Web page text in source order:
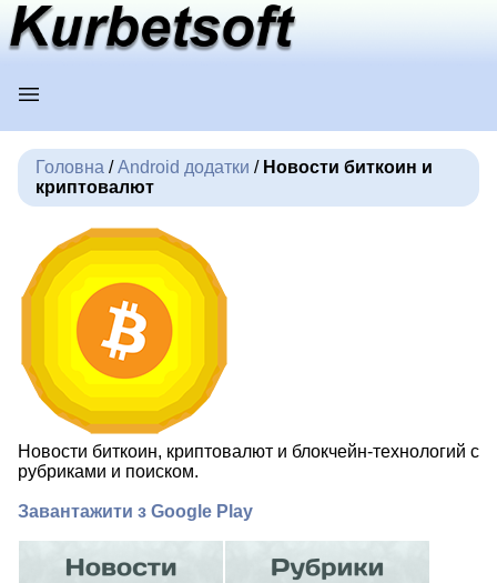
Головна /Android додатки / Новости биткоин и
криптовалют
Новости биткоин, криптовалют и блокчейн-технологий с
рубриками и поиском.
Завантажити з Google Play